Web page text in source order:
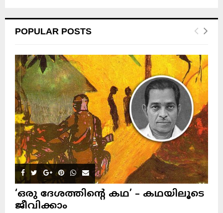
POPULAR POSTS
‘ഒരു ദേശത്തിന്റെ കഥ’ – കഥയിലൂടെ
ജീവിക്കാം